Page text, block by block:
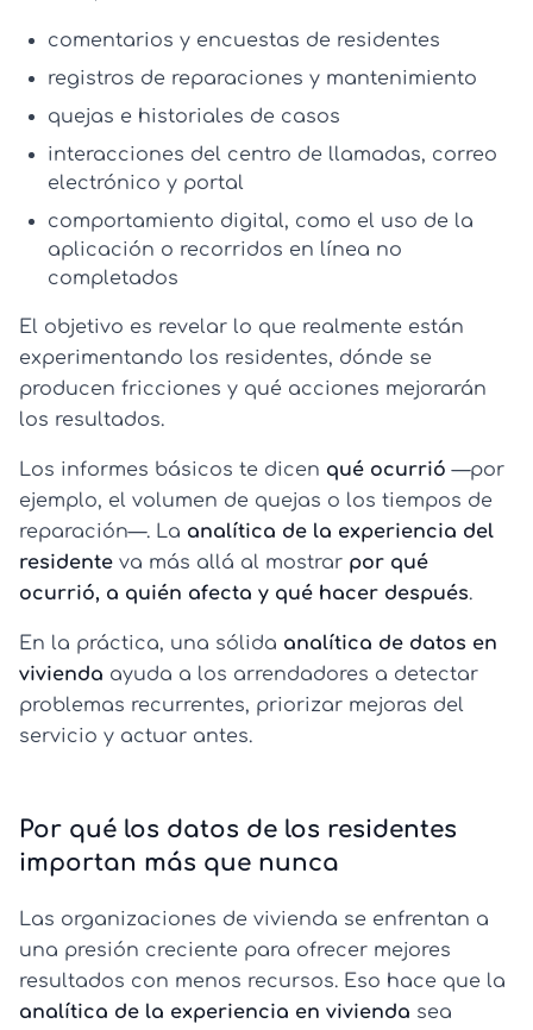
comentarios y encuestas de residentes
registros de reparaciones y mantenimiento
quejas e historiales de casos
interacciones del centro de llamadas, correo
electrónico y portal
comportamiento digital, como el uso de la
aplicación o recorridos en línea no
completados
El objetivo es revelar lo que realmente están
experimentando los residentes, dónde se
producen fricciones y qué acciones mejorarán
los resultados.
Los informes básicos te dicen qué ocurrió —por
ejemplo, el volumen de quejas o los tiempos de
reparación—. La analítica de la experiencia del
residente va más allá al mostrar por qué
ocurrió, a quién afecta y qué hacer después.
En la práctica, una sólida analítica de datos en
vivienda ayuda a los arrendadores a detectar
problemas recurrentes, priorizar mejoras del
servicio y actuar antes.
Por qué los datos de los residentes
importan más que nunca
Las organizaciones de vivienda se enfrentan a
una presión creciente para ofrecer mejores
resultados con menos recursos. Eso hace que la
analítica de la experiencia en vivienda sea